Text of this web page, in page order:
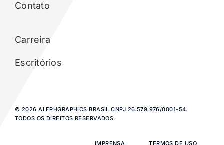
Contato
Carreira
Escritórios
© 2026 ALEPHGRAPHICS BRASIL CNPJ 26.579.976/0001-54.
TODOS OS DIREITOS RESERVADOS.
IMPRENSA TERMOS DE USO